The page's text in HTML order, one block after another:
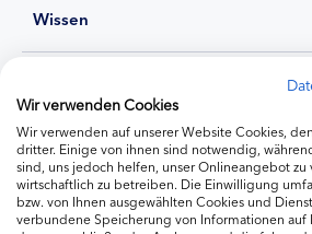
Wissen
Ernährung
Produkte
Wir verwenden Cookies
Wir verwenden auf unserer Website Cookies,
dritter. Einige von ihnen sind notwendig,
sind, uns jedoch helfen, unser Onlineangebot zu
wirtschaftlich zu betreiben. Die Einwilligung
bzw. von Ihnen ausgewählten Cookies und
verbundene Speicherung von Informationen auf